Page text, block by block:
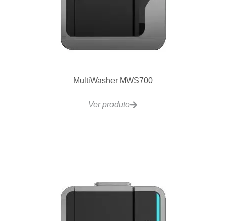
MultiWasher MWS700
Ver produto